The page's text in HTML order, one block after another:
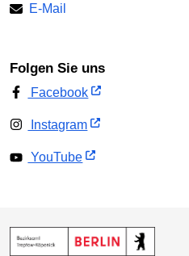
E-Mail
Folgen Sie uns
Facebook
Instagram
YouTube